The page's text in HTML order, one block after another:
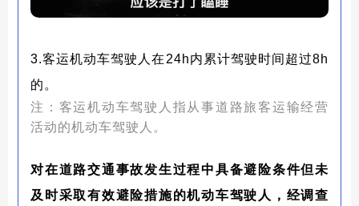
3.客运机动车驾驶人在24h内累计驾驶时间超过8h
的。
注：客运机动车驾驶人指从事道路旅客运输经营
活动的机动车驾驶人。
对在道路交通事故发生过程中具备避险条件但未
及时采取有效避险措施的机动车驾驶人，经调查